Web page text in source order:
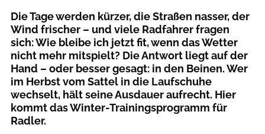
Die Tage werden kürzer, die Straßen nasser, der
Wind frischer – und viele Radfahrer fragen
sich: Wie bleibe ich jetzt fit, wenn das Wetter
nicht mehr mitspielt? Die Antwort liegt auf der
Hand – oder besser gesagt: in den Beinen. Wer
im Herbst vom Sattel in die Laufschuhe
wechselt, hält seine Ausdauer aufrecht. Hier
kommt das Winter-Trainingsprogramm für
Radler.